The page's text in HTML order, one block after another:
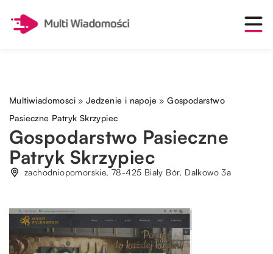
Multiwiadomosci »Jedzenie i napoje »Gospodarstwo
Pasieczne Patryk Skrzypiec
Gospodarstwo Pasieczne
Patryk Skrzypiec
zachodniopomorskie, 78-425 Biały Bór, Dalkowo 3a